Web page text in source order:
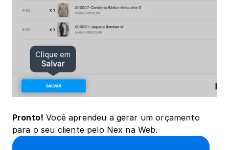
Pronto! Você aprendeu a gerar um orçamento
para o seu cliente pelo Nex na Web.